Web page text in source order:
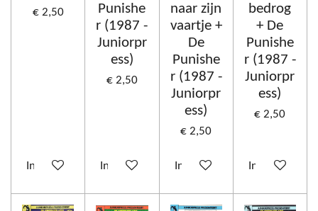
€ 2,50
In winkelwagen
Punishe
r (1987 -
Juniorpr
ess)
€ 2,50
In winkelwagen
naar zijn
vaartje +
De
Punishe
r (1987 -
Juniorpr
ess)
€ 2,50
In winkelwagen
bedrog
+ De
Punishe
r (1987 -
Juniorpr
ess)
€ 2,50
In